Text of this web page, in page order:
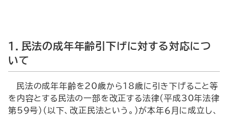
１．民法の成年年齢引下げに対する対応につ
いて
民法の成年年齢を20歳から18歳に引き下げること等
を内容とする民法の一部を改正する法律（平成30年法律
第59号）（以下、改正民法という。）が本年６月に成立し、